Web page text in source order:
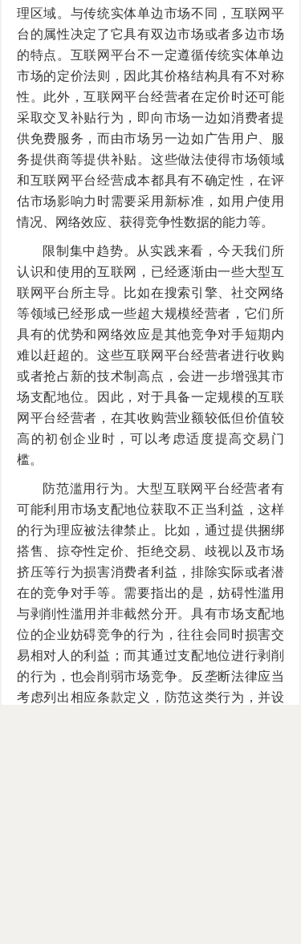
理区域。与传统实体单边市场不同，互联网平
台的属性决定了它具有双边市场或者多边市场
的特点。互联网平台不一定遵循传统实体单边
市场的定价法则，因此其价格结构具有不对称
性。此外，互联网平台经营者在定价时还可能
采取交叉补贴行为，即向市场一边如消费者提
供免费服务，而由市场另一边如广告用户、服
务提供商等提供补贴。这些做法使得市场领域
和互联网平台经营成本都具有不确定性，在评
估市场影响力时需要采用新标准，如用户使用
情况、网络效应、获得竞争性数据的能力等。
限制集中趋势。从实践来看，今天我们所
认识和使用的互联网，已经逐渐由一些大型互
联网平台所主导。比如在搜索引擎、社交网络
等领域已经形成一些超大规模经营者，它们所
具有的优势和网络效应是其他竞争对手短期内
难以赶超的。这些互联网平台经营者进行收购
或者抢占新的技术制高点，会进一步增强其市
场支配地位。因此，对于具备一定规模的互联
网平台经营者，在其收购营业额较低但价值较
高的初创企业时，可以考虑适度提高交易门
槛。
防范滥用行为。大型互联网平台经营者有
可能利用市场支配地位获取不正当利益，这样
的行为理应被法律禁止。比如，通过提供捆绑
搭售、掠夺性定价、拒绝交易、歧视以及市场
挤压等行为损害消费者利益，排除实际或者潜
在的竞争对手等。需要指出的是，妨碍性滥用
与剥削性滥用并非截然分开。具有市场支配地
位的企业妨碍竞争的行为，往往会同时损害交
易相对人的利益；而其通过支配地位进行剥削
的行为，也会削弱市场竞争。反垄断法律应当
考虑列出相应条款定义，防范这类行为，并设